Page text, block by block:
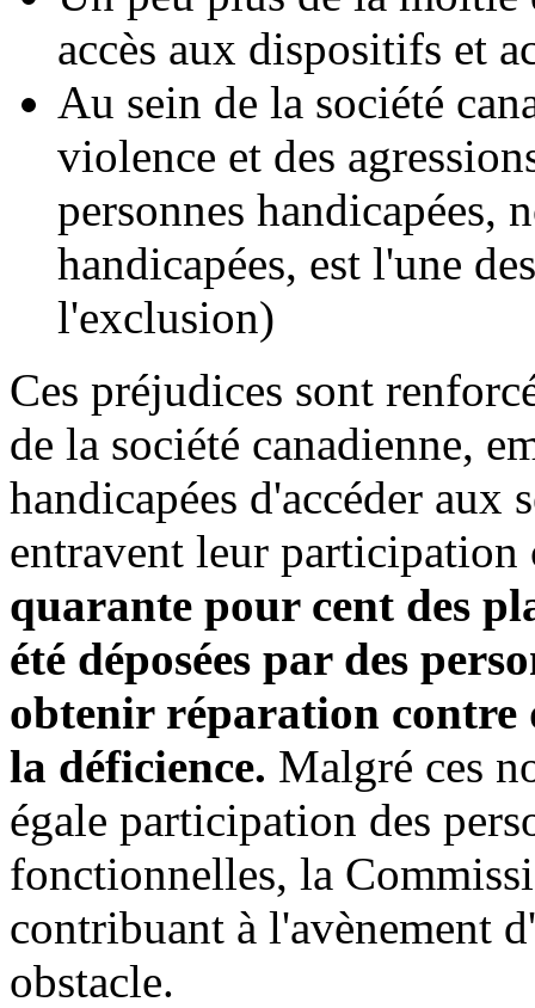
accès aux dispositifs et
Au sein de la société
violence et des
personnes handicapées,
handicapées, est l'une
l'exclusion)
Ces préjudices sont
de la société canadienne,
handicapées d'accéder aux
entravent leur
quarante pour cent des
été déposées par des
obtenir réparation contre
la déficience. Malgré ces
égale participation des
fonctionnelles, la
contribuant à l'avènement
obstacle.